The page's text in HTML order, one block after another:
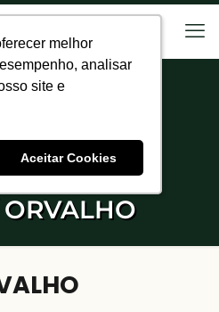
melhor
analisar
site e
Aceitar Cookies
melhor
analisar
site e
Aceitar Cookies